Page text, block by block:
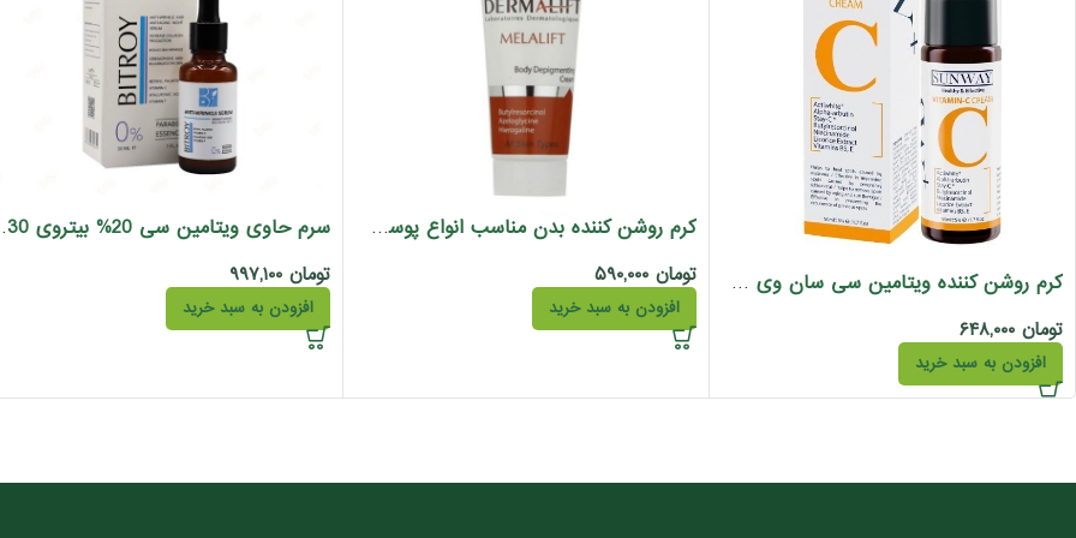
کرم روشن کننده ویتامین سی سان وی 30 میل
تومان
افزودن به سبد خرید
کرم روشن کننده بدن مناسب انواع پوست ملالیفت درمالیفت 75 میل
تومان
افزودن به سبد خرید
سرم
تومان
افزودن به سبد خرید